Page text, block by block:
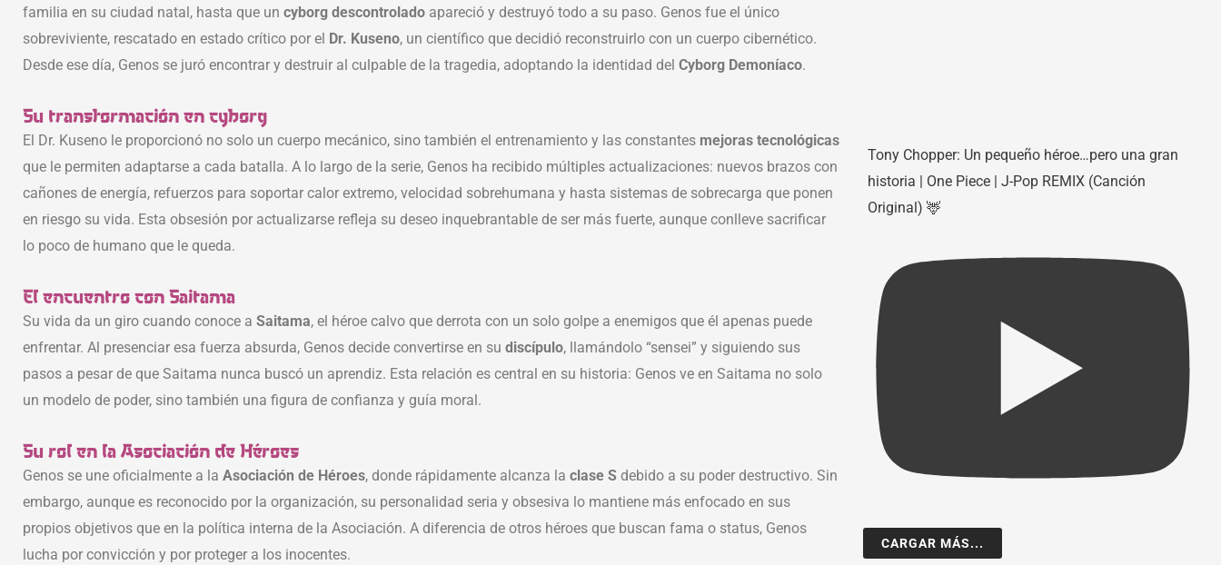
familia en su ciudad natal, hasta que un cyborg descontrolado apareció y destruyó todo a su paso. Genos fue el único
sobreviviente, rescatado en estado crítico por el Dr. Kuseno, un científico que decidió reconstruirlo con un cuerpo cibernético.
Desde ese día, Genos se juró encontrar y destruir al culpable de la tragedia, adoptando la identidad del Cyborg Demoníaco.
Su transformación en cyborg
El Dr. Kuseno le proporcionó no solo un cuerpo mecánico, sino también el entrenamiento y las constantes mejoras tecnológicas
que le permiten adaptarse a cada batalla. A lo largo de la serie, Genos ha recibido múltiples actualizaciones: nuevos brazos con
cañones de energía, refuerzos para soportar calor extremo, velocidad sobrehumana y hasta sistemas de sobrecarga que ponen
en riesgo su vida. Esta obsesión por actualizarse refleja su deseo inquebrantable de ser más fuerte, aunque conlleve sacrificar
lo poco de humano que le queda.
El encuentro con Saitama
Su vida da un giro cuando conoce a Saitama, el héroe calvo que derrota con un solo golpe a enemigos que él apenas puede
enfrentar. Al presenciar esa fuerza absurda, Genos decide convertirse en su discípulo, llamándolo “sensei” y siguiendo sus
pasos a pesar de que Saitama nunca buscó un aprendiz. Esta relación es central en su historia: Genos ve en Saitama no solo
un modelo de poder, sino también una figura de confianza y guía moral.
Su rol en la Asociación de Héroes
Genos se une oficialmente a la Asociación de Héroes, donde rápidamente alcanza la clase S debido a su poder destructivo. Sin
embargo, aunque es reconocido por la organización, su personalidad seria y obsesiva lo mantiene más enfocado en sus
propios objetivos que en la política interna de la Asociación. A diferencia de otros héroes que buscan fama o status, Genos
lucha por convicción y por proteger a los inocentes.
Tony Chopper: Un pequeño héroe…pero una gran
historia | One Piece | J-Pop REMIX (Canción
Original) 🦌
CARGAR MÁS...